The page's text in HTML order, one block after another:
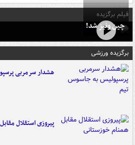
فیلم برگزیده
چین ونیز شد!
برگزیده ورزشی
هشدار سرمربی
پیروزی استقلال